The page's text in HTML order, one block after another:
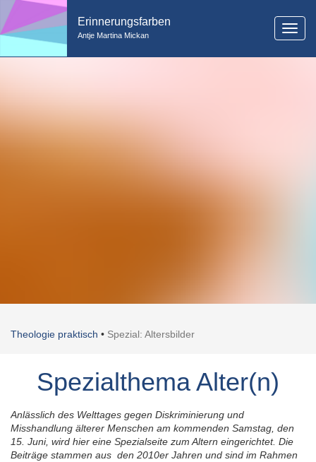
Erinnerungsfarben
Antje Martina Mickan
Theologie praktisch • Spezial: Altersbilder
Spezialthema Alter(n)
Anlässlich des Welttages gegen Diskriminierung und
Misshandlung älterer Menschen am kommenden Samstag, den
15. Juni, wird hier eine Spezialseite zum Altern eingerichtet. Die
Beiträge stammen aus den 2010er Jahren und sind im Rahmen